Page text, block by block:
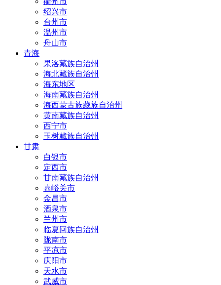
绍兴市
台州市
温州市
舟山市
青海
果洛藏族自治州
海北藏族自治州
海东地区
海南藏族自治州
海西蒙古族藏族自治州
黄南藏族自治州
西宁市
玉树藏族自治州
甘肃
白银市
定西市
甘南藏族自治州
嘉峪关市
金昌市
酒泉市
兰州市
临夏回族自治州
陇南市
平凉市
庆阳市
天水市
武威市